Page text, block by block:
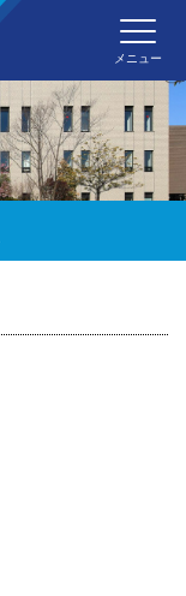
みた
メニュー